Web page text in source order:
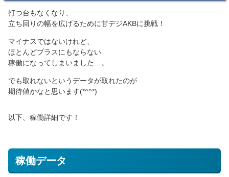
打つ台もなくなり、
立ち回りの幅を広げるために甘デジAKBに挑戦！
マイナスではないけれど、
ほとんどプラスにもならない
稼働になってしまいました…。
でも取れないというデータが取れたのが
期待値かなと思います(*^^*)
以下、稼働詳細です！
稼働データ